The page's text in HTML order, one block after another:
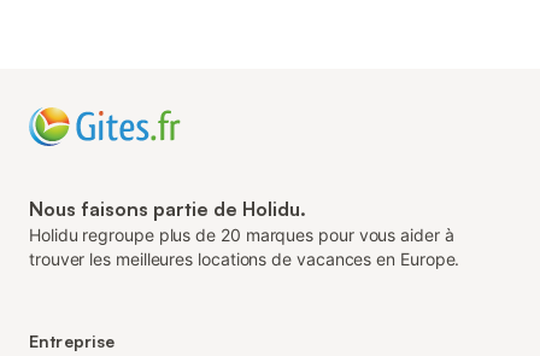
Nous faisons partie de Holidu.
Holidu regroupe plus de 20 marques pour vous aider à
trouver les meilleures locations de vacances en Europe.
Entreprise